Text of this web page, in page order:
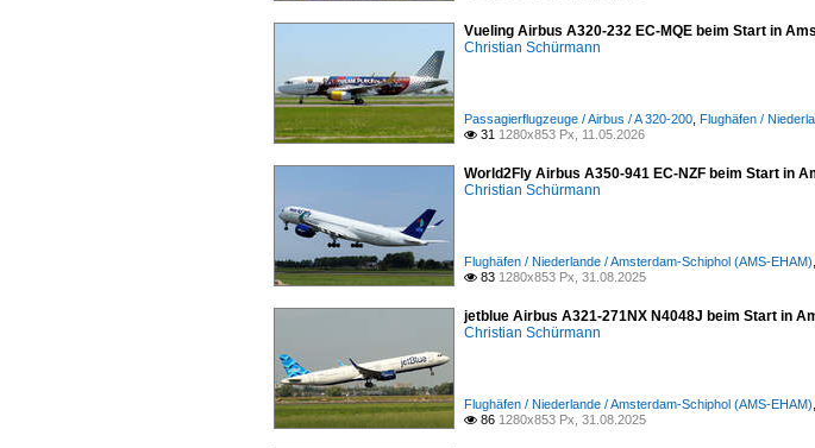
Vueling Airbus A320-232 EC-MQE beim Start in
Christian Schürmann
Passagierflugzeuge / Airbus / A 320-200 Flughäfen /
 31 1280x853 Px, 11.05.2026
World2Fly Airbus A350-941 EC-NZF beim Start in
Christian Schürmann
Flughäfen / Niederlande / Amsterdam-Schiphol (AMS-EHAM)
 83 1280x853 Px, 31.08.2025
jetblue Airbus A321-271NX N4048J beim Start in
Christian Schürmann
Flughäfen / Niederlande / Amsterdam-Schiphol (AMS-EHAM)
 86 1280x853 Px, 31.08.2025